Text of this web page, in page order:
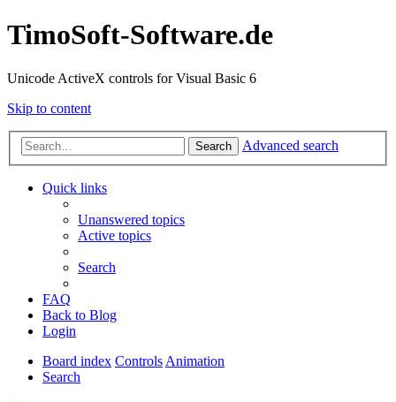
TimoSoft-Software.de
Unicode ActiveX controls for Visual Basic 6
Skip to content
Search Advanced search
Quick links
Unanswered topics
Active topics
Search
FAQ
Back to Blog
Login
Board index ControlsAnimation
Search